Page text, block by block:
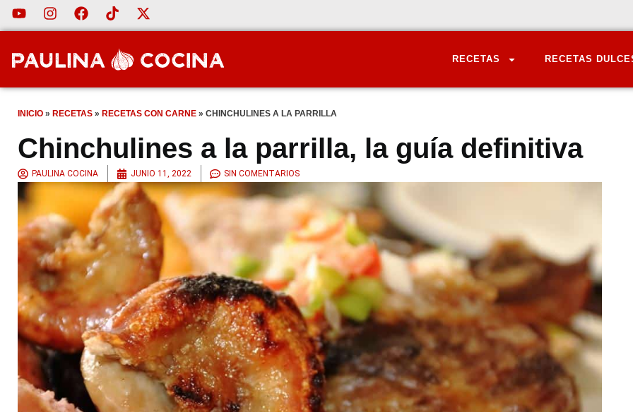
RECETAS RECETAS
INICIO » RECETAS » RECETAS CON CARNE » CHINCHULINES A LA PARRILLA
Chinchulines a la parrilla, la guía definitiva
PAULINA COCINA JUNIO 11, 2022 SIN COMENTARIOS